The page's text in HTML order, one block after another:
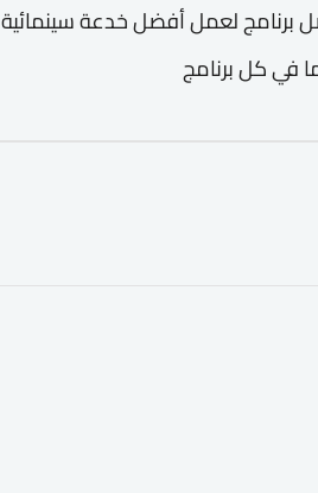
برنامج لعمل أفضل خدعة سينمائية
في كل برنامج